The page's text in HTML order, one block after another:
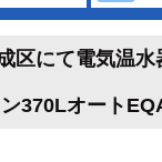
区にて電気温
370Lオート